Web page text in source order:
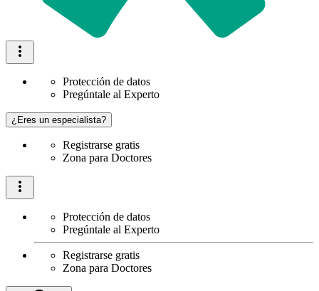
Protección de datos
Pregúntale al Experto
¿Eres un especialista?
Registrarse gratis
Zona para Doctores
Protección de datos
Pregúntale al Experto
Registrarse gratis
Zona para Doctores